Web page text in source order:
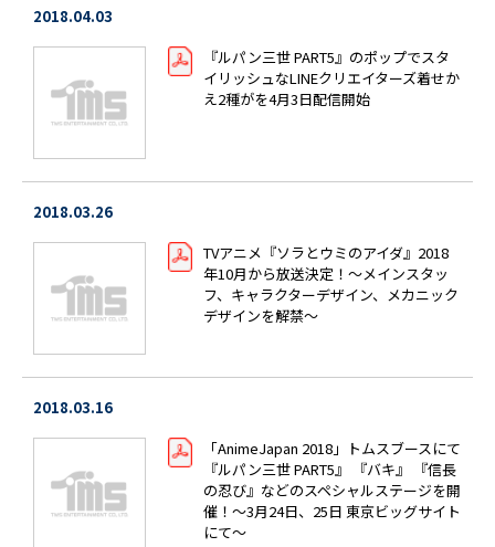
2018.04.03
『ルパン三世 PART5』のポップでスタ
イリッシュなLINEクリエイターズ着せか
え2種がを4月3日配信開始
2018.03.26
TVアニメ『ソラとウミのアイダ』2018
年10月から放送決定！～メインスタッ
フ、キャラクターデザイン、メカニック
デザインを解禁～
2018.03.16
「AnimeJapan 2018」トムスブースにて
『ルパン三世 PART5』 『バキ』 『信長
の忍び』などのスペシャルステージを開
催！～3月24日、25日 東京ビッグサイト
にて～